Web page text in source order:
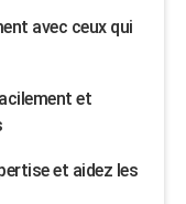
avec ceux qui
et
et aidez les